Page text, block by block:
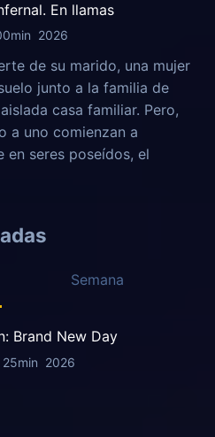
En llamas
2026
de su marido, una mujer
junto a la familia de
casa familiar. Pero,
a uno comienzan a
en seres poseídos, el
Semana
Brand New Day
25min 2026